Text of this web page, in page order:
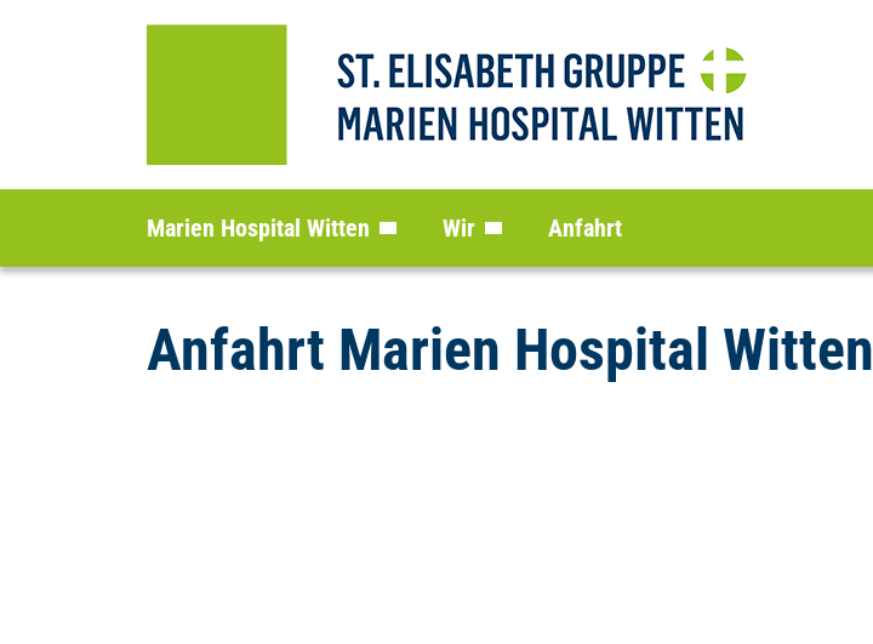
Marien Hospital Witten Wir Anfahrt
Anfahrt Marien Hospital Witten